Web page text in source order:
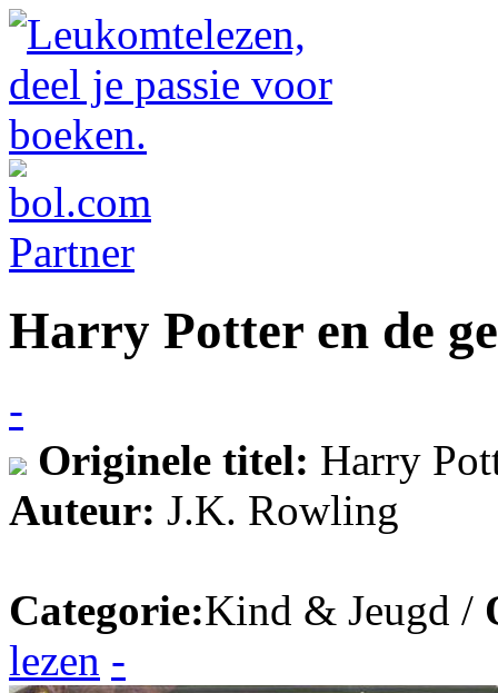
Harry Potter en de
-
Originele titel: Harry
Auteur: J.K. Rowling
Categorie:Kind & Jeugd /
lezen -